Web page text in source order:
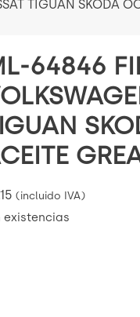
TIGUAN SKODA
64846
(incluido IVA)
existencias